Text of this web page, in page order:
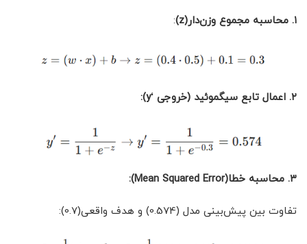
۱. محاسبه مجموع وزن‌دار(z) :
۲. اعمال تابع سیگموئید (خروجی ‘
y):
۳. محاسبه خطا(Mean Squared Error)
:
تفاوت بین پیش‌بینی مدل (0.574) و هدف واقعی(0.7):